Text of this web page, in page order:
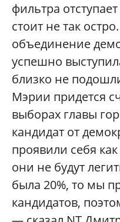
фильтра
стоит не так
объединение
успешно
близко не
Мэрии придется
выборах главы
кандидат от
проявили себя
они не будут
была 20%, то мы
кандидатов,